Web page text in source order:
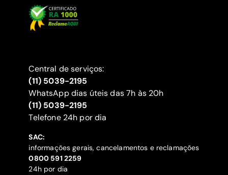
Central de serviços:
(11) 5039-2195
WhatsApp dias úteis das 7h às 20h
(11) 5039-2195
‍Telefone 24h por dia
SAC:
informações gerais, cancelamentos e reclamações
‍0800 591 2259
24h por dia